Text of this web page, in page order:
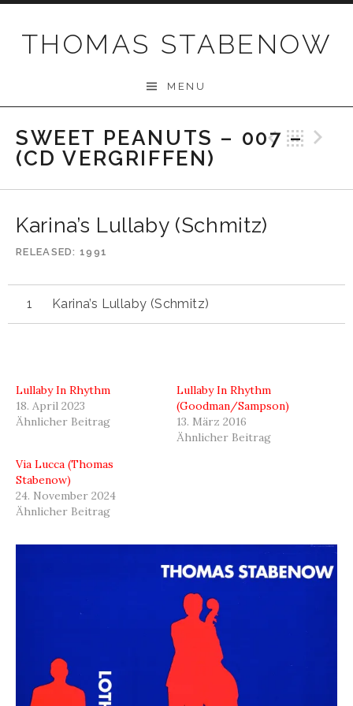
THOMAS STABENOW
MENU
SWEET PEANUTS – 007 –
(CD VERGRIFFEN)
Karina’s Lullaby (Schmitz)
RELEASED 1991
Karina’s Lullaby (Schmitz)
Lullaby In Rhythm
18. April 2023
Ähnlicher Beitrag
Lullaby In Rhythm
(Goodman/Sampson)
13. März 2016
Ähnlicher Beitrag
Via Lucca (Thomas
Stabenow)
24. November 2024
Ähnlicher Beitrag